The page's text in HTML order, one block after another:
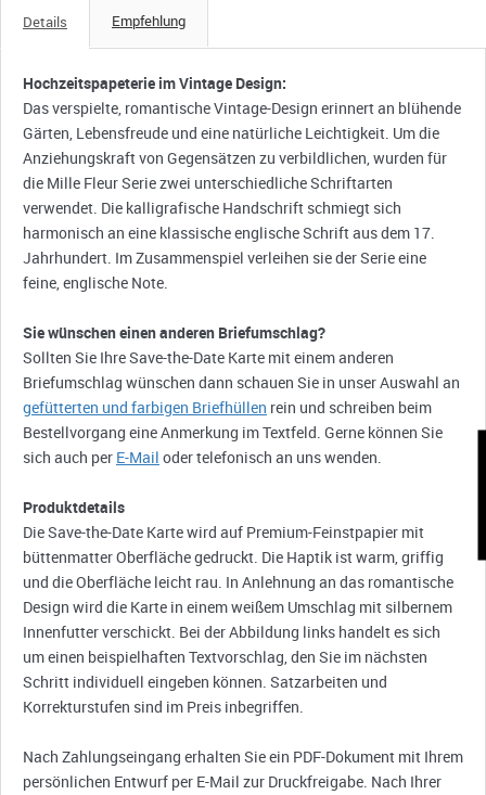
Details Empfehlung
Hochzeitspapeterie im Vintage Design:
Das verspielte, romantische Vintage-Design erinnert an blühende
Gärten, Lebensfreude und eine natürliche Leichtigkeit. Um die
Anziehungskraft von Gegensätzen zu verbildlichen, wurden für
die Mille Fleur Serie zwei unterschiedliche Schriftarten
verwendet. Die kalligrafische Handschrift schmiegt sich
harmonisch an eine klassische englische Schrift aus dem 17.
Jahrhundert. Im Zusammenspiel verleihen sie der Serie eine
feine, englische Note.
Sie wünschen einen anderen Briefumschlag?
Sollten Sie Ihre Save-the-Date Karte mit einem anderen
Briefumschlag wünschen dann schauen Sie in unser Auswahl an
gefütterten und farbigen Briefhüllen rein und schreiben beim
Bestellvorgang eine Anmerkung im Textfeld. Gerne können Sie
sich auch per E-Mail oder telefonisch an uns wenden.
Produktdetails
Die Save-the-Date Karte wird auf Premium-Feinstpapier mit
büttenmatter Oberfläche gedruckt. Die Haptik ist warm, griffig
und die Oberfläche leicht rau. In Anlehnung an das romantische
Design wird die Karte in einem weißem Umschlag mit silbernem
Innenfutter verschickt. Bei der Abbildung links handelt es sich
um einen beispielhaften Textvorschlag, den Sie im nächsten
Schritt individuell eingeben können. Satzarbeiten und
Korrekturstufen sind im Preis inbegriffen.
Nach Zahlungseingang erhalten Sie ein PDF-Dokument mit Ihrem
persönlichen Entwurf per E-Mail zur Druckfreigabe. Nach Ihrer